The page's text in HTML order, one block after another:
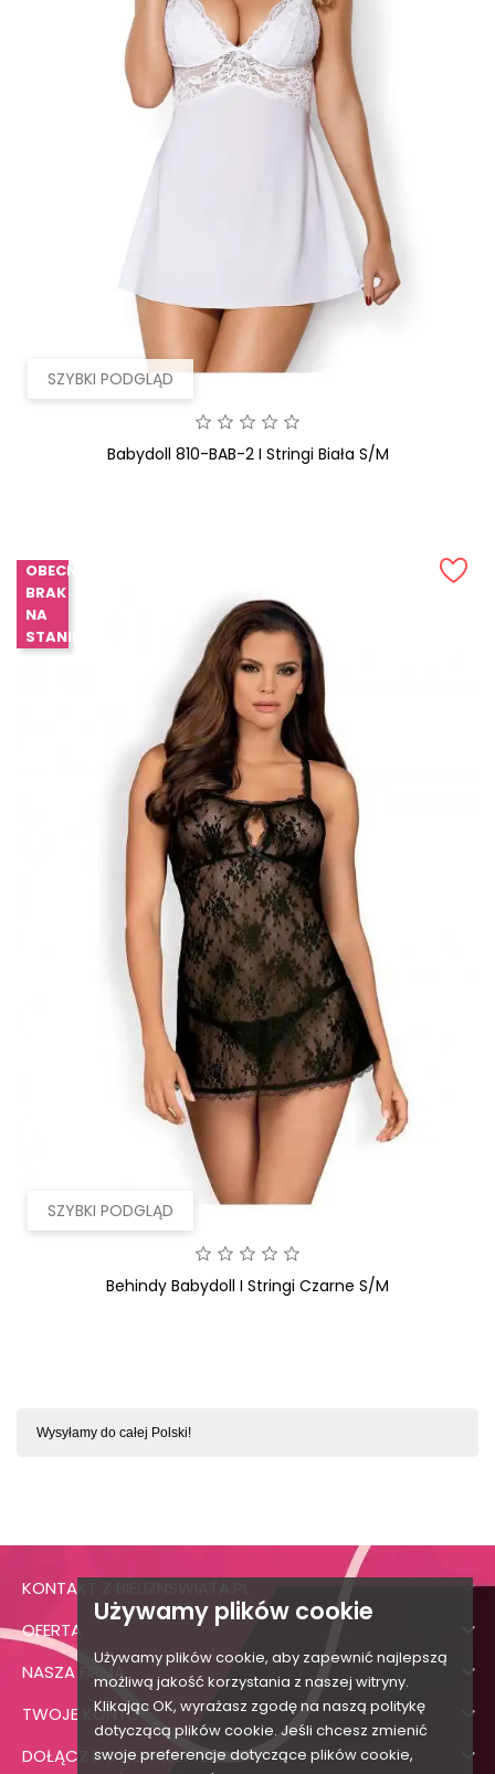
Używamy plików cookie
Używamy plików cookie, aby zapewnić najlepszą
możliwą jakość korzystania z naszej witryny.
Klikając OK, wyrażasz zgodę na naszą politykę
dotyczącą plików cookie. Jeśli chcesz zmienić
swoje preferencje dotyczące plików cookie,
SZYBKI PODGLĄD
Babydoll 810-BAB-2 I Stringi Biała S/M
SZYBKI PODGLĄD
OBECNIE
BRAK
NA
STANIE
Behindy Babydoll I Stringi Czarne S/M
Wysyłamy do całej Polski!
KONTAKT Z BIELIZNSWIATA.PL 
OFERTA 
NASZA FIRMA 
TWOJE KONTO 
DOŁĄCZ DO NEWSLETTERA 